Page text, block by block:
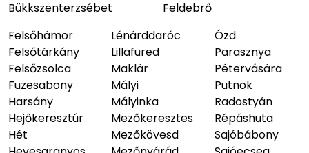
Bükkszenterzsébet
Feldebrő
Felsőhámor
Felsőtárkány
Felsőzsolca
Füzesabony
Harsány
Hejőkeresztúr
Hét
Lénárddaróc
Lillafüred
Maklár
Mályi
Mályinka
Mezőkeresztes
Mezőkövesd
Ózd
Parasznya
Pétervására
Putnok
Radostyán
Répáshuta
Sajóbábony